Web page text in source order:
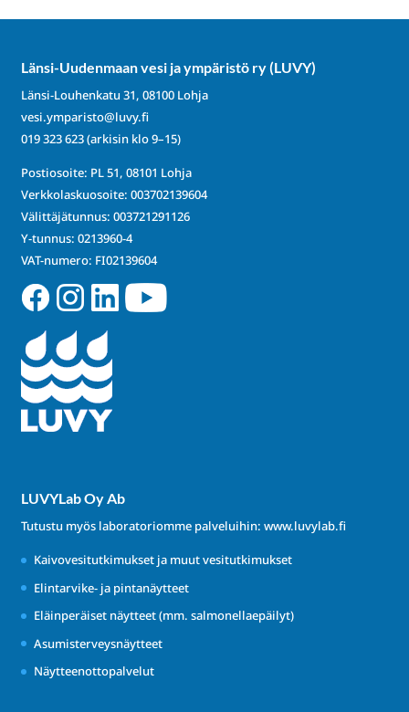
Länsi-Uudenmaan vesi ja ympäristö ry (LUVY)
Länsi-Louhenkatu 31, 08100 Lohja
vesi.ymparisto@luvy.fi
019 323 623(arkisin klo 9–15)
Postiosoite: PL 51, 08101 Lohja
Verkkolaskuosoite: 003702139604
Välittäjätunnus: 003721291126
Y-tunnus: 0213960-4
VAT-numero: FI02139604
LUVYLab Oy Ab
Tutustu myös laboratoriomme palveluihin: www.luvylab.fi
Kaivovesitutkimukset ja muut vesitutkimukset
Elintarvike- ja pintanäytteet
Eläinperäiset näytteet (mm. salmonellaepäilyt)
Asumisterveysnäytteet
Näytteenottopalvelut